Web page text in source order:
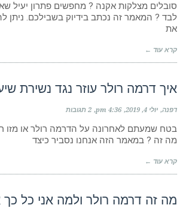
סובלים מצלקות אקנה ? מחפשים פתרון יעיל
לבד ? המאמר זה נכתב בידיוק בשבילכם. ניתן
את
קרא עוד ←
איך דרמה רולר עוזר נגד נשירת
דפנה יולי 4, 2019 4:36 pm 2 תגובות
בטח שמעתם לאחרונה על הדרמה רולר או מזו
מה זה ? במאמר הזה אנחנו נסביר כיצד
קרא עוד ←
מה זה דרמה רולר ולמה אני כל כך